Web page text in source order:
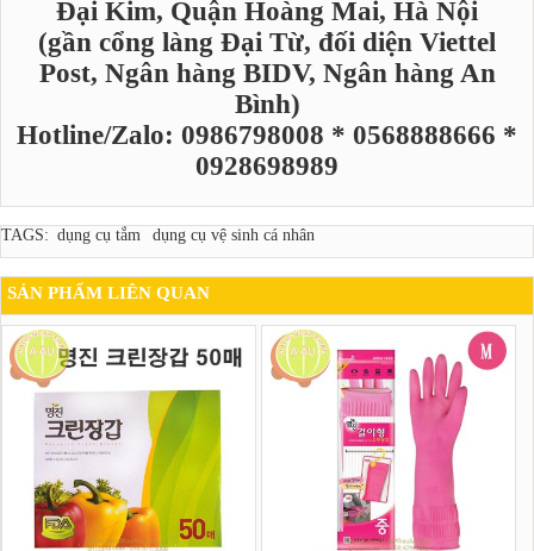
Đại Kim, Quận Hoàng Mai, Hà Nội
(gần cổng làng Đại Từ, đối diện Viettel
Post, Ngân hàng BIDV, Ngân hàng An
Bình)
Hotline/Zalo: 0986798008 * 0568888666 *
0928698989
TAGS: dụng cụ tắm dụng cụ vệ sinh cá nhân
SẢN PHẨM LIÊN QUAN